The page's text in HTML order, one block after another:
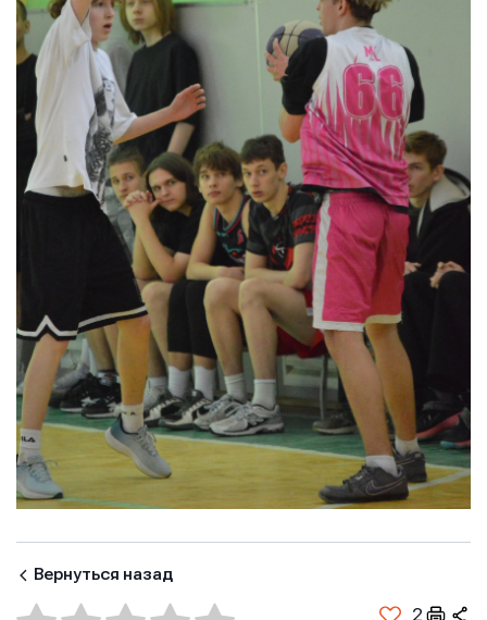
Вернуться назад
2